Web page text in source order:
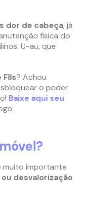
dor de cabeça, já
física do
U-au, que
? Achou
o poder
Baixe aqui seu
muito importante
desvalorização